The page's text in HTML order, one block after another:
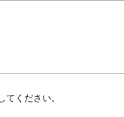
ください。